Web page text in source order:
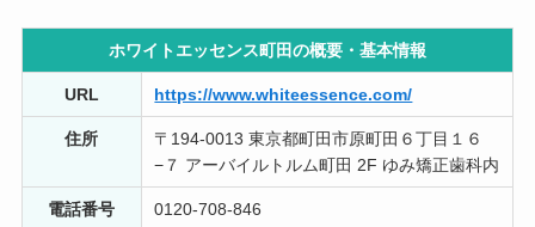
ホワイトニングで通っています。丁寧にカウンセリング
していただいたり、施術していただきました。おかげさ
まで目標の白さまで4ヶ月ほどで到達しました。
2 か月前
ホワイトニングでお世話になっています。 まだ始めたば
ホワイトエッセンス町田の概要・ 基本情報
URL https://www.whiteessence.com/
住所
〒194-0013 東京都町田市原町田６丁目１６
−７ アーバイルトルム町田 2F ゆみ矯正歯科内
電話番号 0120-708-846